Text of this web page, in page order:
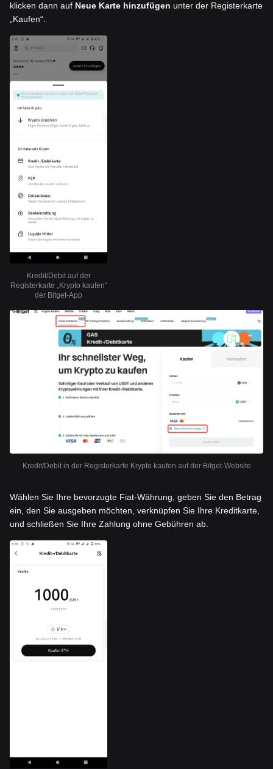
klicken dann auf Neue Karte hinzufügen unter der Registerkarte
„Kaufen“.
Kredit/Debit auf der
Registerkarte „Krypto kaufen“
der Bitget-App
Kredit/Debit in der Registerkarte Krypto kaufen auf der Bitget-Website
Wählen Sie Ihre bevorzugte Fiat-Währung, geben Sie den Betrag
ein, den Sie ausgeben möchten, verknüpfen Sie Ihre Kreditkarte,
und schließen Sie Ihre Zahlung ohne Gebühren ab.